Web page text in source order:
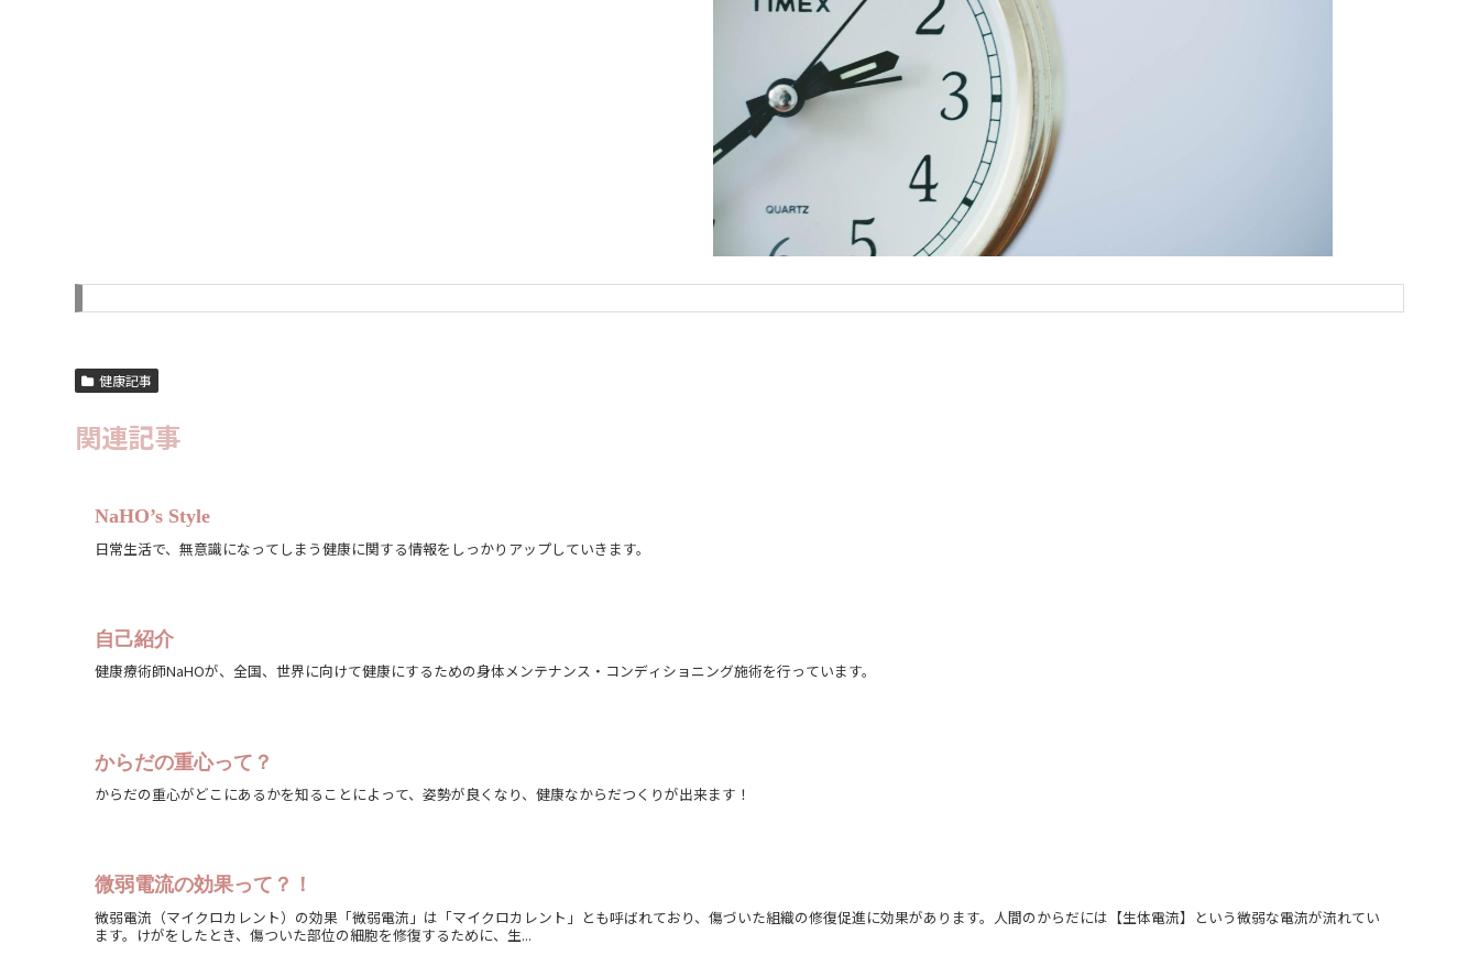
健康記事
関連記事
NaHO’s Style
日常生活で、無意識になってしまう健康に関する情報をしっかりアップしていきます。
自己紹介
健康療術師NaHOが、全国、世界に向けて健康にするための身体メンテナンス・コンディショニング施術を行っています。
からだの重心って？
からだの重心がどこにあるかを知ることによって、姿勢が良くなり、健康なからだつくりが出来ます！
微弱電流の効果って？！
微弱電流（マイクロカレント）の効果「微弱電流」は「マイクロカレント」とも呼ばれており、傷づいた組織の修復促進に効果があります。人間のからだには【生体電流】という微弱な電流が流れてい
ます。けがをしたとき、傷ついた部位の細胞を修復するために、生...